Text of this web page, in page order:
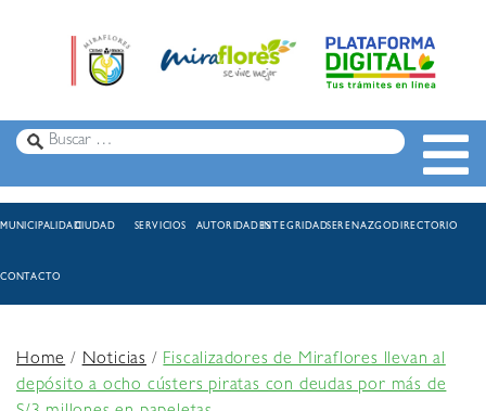
MUNICIPALIDADCIUDAD SERVICIOS AUTORIDADESINTEGRIDADSERENAZGODIRECTORIO
CONTACTO
Home/Noticias /Fiscalizadores de Miraflores llevan al
depósito a ocho cústers piratas con deudas por más de